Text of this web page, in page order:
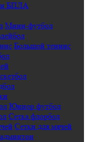
и БПЛА
Мини-футбол
Большой теннис
Юниор футбол
Сетка флорбол
Сетки для мячей